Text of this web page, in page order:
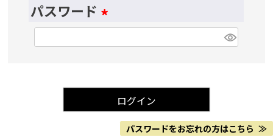
)
パスワード
)
ログイン
パスワードをお忘れの方はこちら ≫